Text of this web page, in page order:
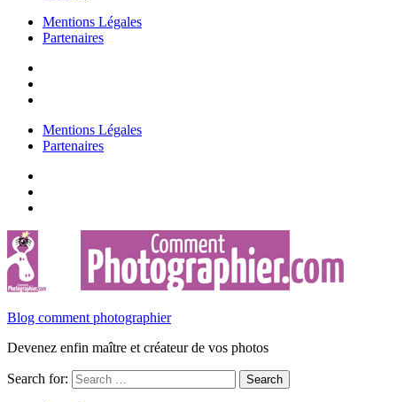
Mentions Légales
Partenaires
Mentions Légales
Partenaires
Blog comment photographier
Devenez enfin maître et créateur de vos photos
Search for: